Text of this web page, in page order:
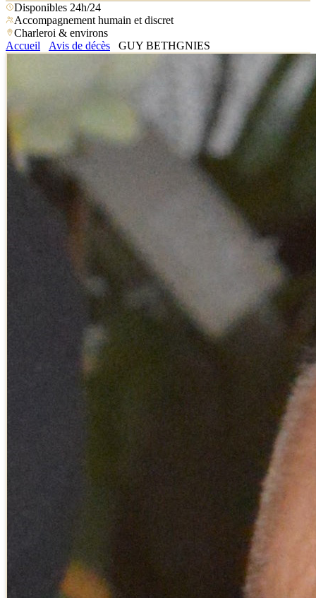
Disponibles 24h/24
Accompagnement humain et discret
Charleroi & environs
Accueil
Avis de décès GUY BETHGNIES